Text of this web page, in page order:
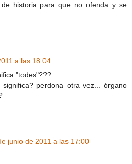
historia para que no ofenda y se
a las 18:04
"todes"???
perdona otra vez... órgano
junio de 2011 a las 17:00